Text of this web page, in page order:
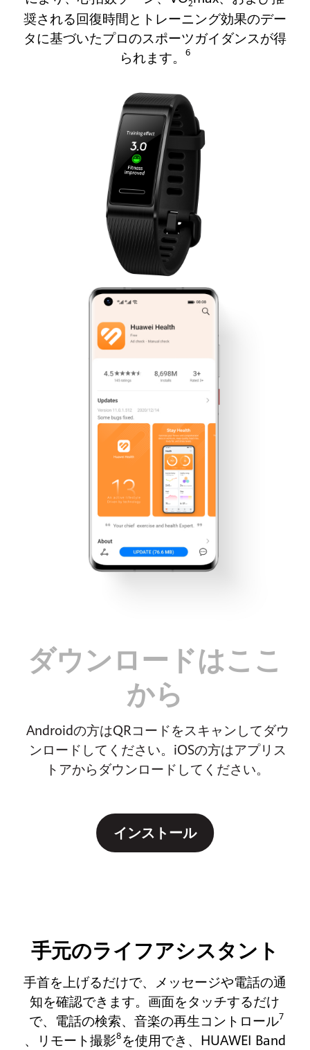
2
奨される回復時間とトレーニング効果のデー
タに基づいたプロのスポーツガイダンスが得
られます。6
ダウンロードはここ
から
Androidの方はQRコードをスキャンしてダウ
ンロードしてください。iOSの方はアプリス
トアからダウンロードして ください。
インストール
手元のライフアシスタント
手首を上げるだけで、メッセージや電話の通
知を確認できます。画面をタッチするだけ
で、電話の検索、音楽の再生コントロール7
、リモート撮影8を使用でき、HUAWEI Band